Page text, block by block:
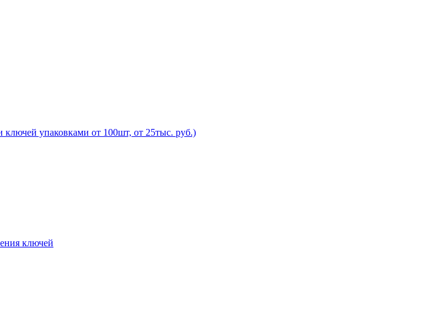
ключей упаковками от 100шт, от 25тыс. руб.)
ключей